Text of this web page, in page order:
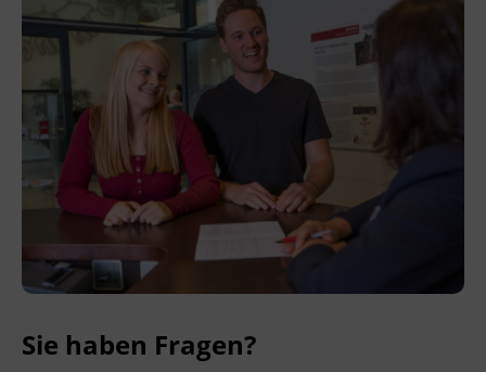
Abschluss
Kursbesuchsbestätigung
Abschlussinformation
Teilnahmebestätigung
Hinweis
Die genauen Vortragsthemen stehen
rechtzeitig vor der Veranstaltung auf
www.omc.tirol. Mit dem Firmenpackage
Firmenanmeldung von 20 % Rabatt für jede
Sie haben Fragen?